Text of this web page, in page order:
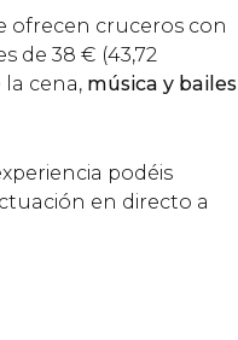
ofrecen cruceros con
de 38 € (43,72
cena, música y bailes
podéis
en directo a